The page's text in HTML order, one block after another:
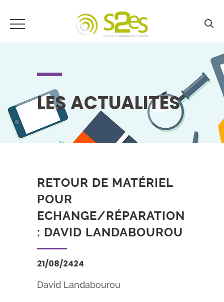
LES ACTUALITÉS
RETOUR DE MATÉRIEL
POUR
ECHANGE/RÉPARATION
: DAVID LANDABOUROU
21/08/2424
David Landabourou